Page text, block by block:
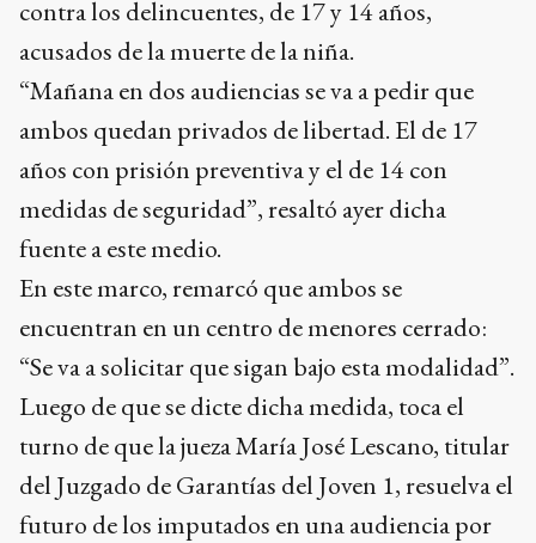
contra los delincuentes, de 17 y 14 años,
acusados de la muerte de la niña.
“Mañana en dos audiencias se va a pedir que
ambos quedan privados de libertad. El de 17
años con prisión preventiva y el de 14 con
medidas de seguridad”, resaltó ayer dicha
fuente a este medio.
En este marco, remarcó que ambos se
encuentran en un centro de menores cerrado:
“Se va a solicitar que sigan bajo esta modalidad”.
Luego de que se dicte dicha medida, toca el
turno de que la jueza María José Lescano, titular
del Juzgado de Garantías del Joven 1, resuelva el
futuro de los imputados en una audiencia por